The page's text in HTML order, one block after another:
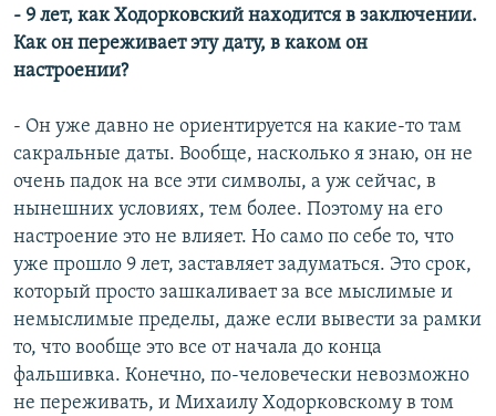
- 9 лет, как Ходорковский находится в заключении.
Как он переживает эту дату, в каком он
настроении?
- Он уже давно не ориентируется на какие-то там
сакральные даты. Вообще, насколько я знаю, он не
очень падок на все эти символы, а уж сейчас, в
нынешних условиях, тем более. Поэтому на его
настроение это не влияет. Но само по себе то, что
уже прошло 9 лет, заставляет задуматься. Это срок,
который просто зашкаливает за все мыслимые и
немыслимые пределы, даже если вывести за рамки
то, что вообще это все от начала до конца
фальшивка. Конечно, по-человечески невозможно
не переживать, и Михаилу Ходорковскому в том